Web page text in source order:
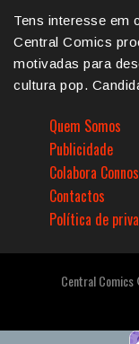
Tens interesse em
Central Comics
motivadas para
cultura pop.
Quem Somos
Publicidade
Colabora
Contactos
Política de
Central